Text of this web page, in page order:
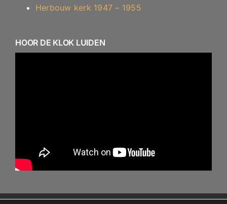
Herbouw kerk 1947 – 1955
HOOR DE KLOK LUIDEN